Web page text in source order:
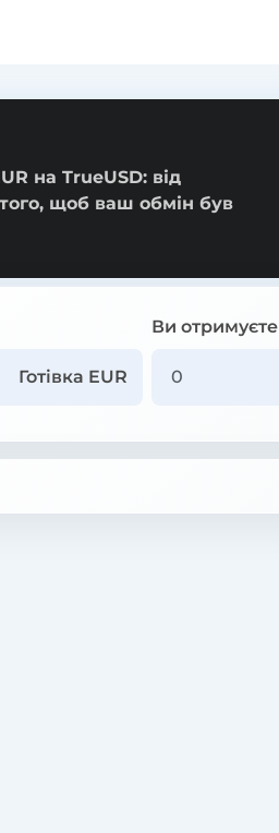
на TrueUSD: від
щоб ваш обмін був
Готівка EUR
Ви отримуєте